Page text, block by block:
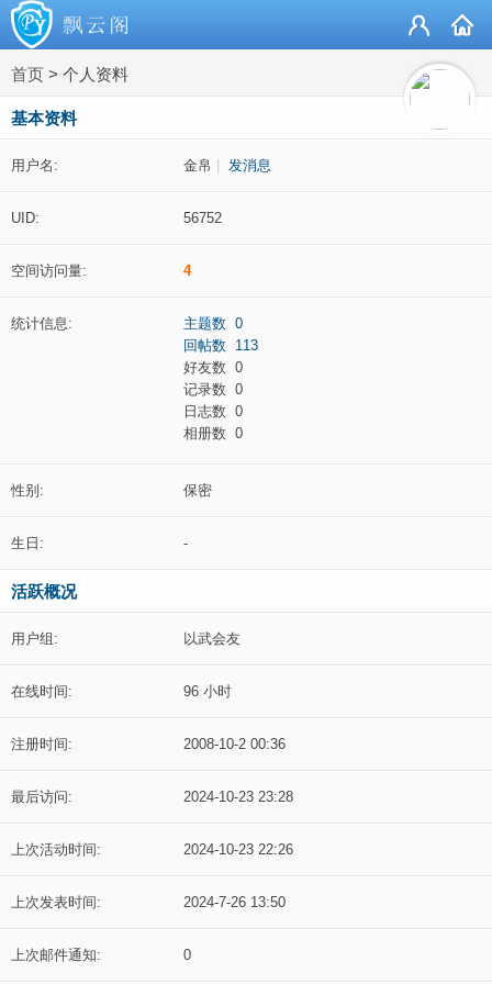
首页 > 个人资料
基本资料
用户名: 金帛 发消息
UID: 56752
空间访问量: 4
统计信息:
主题数 0
回帖数 113
好友数 0
记录数 0
日志数 0
相册数 0
性别: 保密
生日: -
活跃概况
用户组: 以武会友
在线时间: 96 小时
注册时间: 2008-10-2 00:36
最后访问: 2024-10-23 23:28
上次活动时间: 2024-10-23 22:26
上次发表时间: 2024-7-26 13:50
上次邮件通知: 0